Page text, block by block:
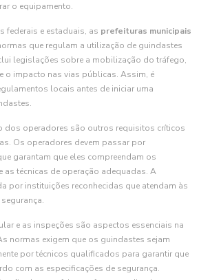
o equipamento.
federais e estaduais, as prefeituras municipais
que regulam a utilização de guindastes
legislações sobre a mobilização do tráfego,
o impacto nas vias públicas. Assim, é
locais antes de iniciar uma
dos operadores são outros requisitos críticos
Os operadores devem passar por
garantam que eles compreendam os
as técnicas de operação adequadas. A
por instituições reconhecidas que atendam às
e as inspeções são aspectos essenciais na
normas exigem que os guindastes sejam
por técnicos qualificados para garantir que
com as especificações de segurança.